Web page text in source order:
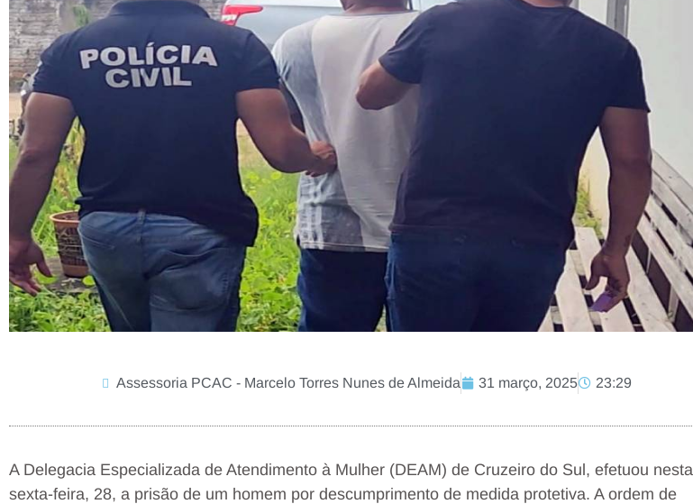
Assessoria PCAC - Marcelo Torres Nunes de Almeida 31 março, 2025 23:29
A Delegacia Especializada de Atendimento à Mulher (DEAM) de Cruzeiro do Sul, efetuou nesta
sexta-feira, 28, a prisão de um homem por descumprimento de medida protetiva. A ordem de